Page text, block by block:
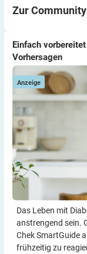
immer
Zur Community
Einfach
Einfach
Vorhersagen
Anzeige
Das Leben mit
anstrengend sein.
Chek SmartGuide
frühzeitig zu